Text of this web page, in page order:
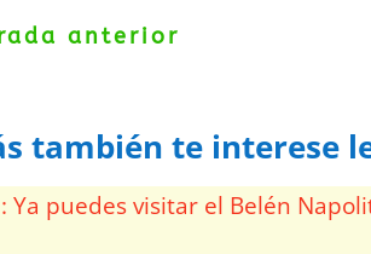
anterior
también te interese